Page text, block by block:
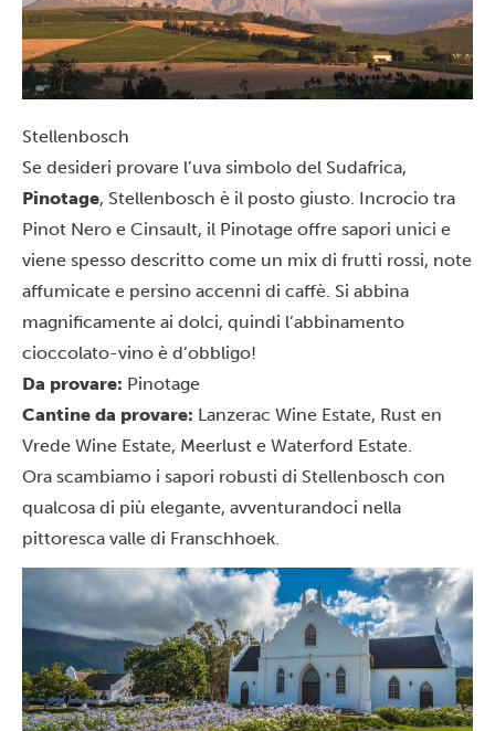
Stellenbosch
Se desideri provare l’uva simbolo del Sudafrica,
Pinotage, Stellenbosch è il posto giusto. Incrocio tra
Pinot Nero e Cinsault, il Pinotage offre sapori unici e
viene spesso descritto come un mix di frutti rossi, note
affumicate e persino accenni di caffè. Si abbina
magnificamente ai dolci, quindi l’abbinamento
cioccolato-vino è d’obbligo!
Da provare: Pinotage
Cantine da provare: Lanzerac Wine Estate, Rust en
Vrede Wine Estate, Meerlust e Waterford Estate.
Ora scambiamo i sapori robusti di Stellenbosch con
qualcosa di più elegante, avventurandoci nella
pittoresca valle di Franschhoek.